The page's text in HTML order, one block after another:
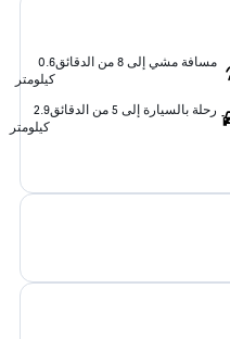
مسافة مشي إلى 8 من الدقائق
0.6
كيلومتر
رحلة بالسيارة إلى 5 من الدقائق
2.9
كيلومتر